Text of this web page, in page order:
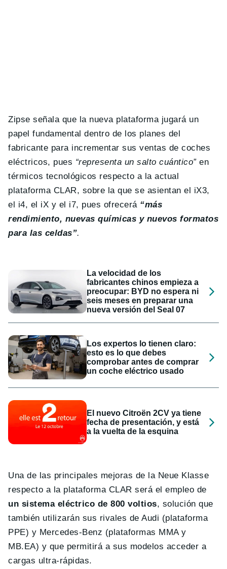
Zipse señala que la nueva plataforma jugará un
papel fundamental dentro de los planes del
fabricante para incrementar sus ventas de coches
eléctricos, pues “representa un salto cuántico”en
térmicos tecnológicos respecto a la actual
plataforma CLAR, sobre la que se asientan el iX3,
el i4, el iX y el i7, pues ofrecerá “más
rendimiento, nuevas químicas y nuevos formatos
para las celdas”.
La velocidad de los
fabricantes chinos empieza a
preocupar: BYD no espera ni
seis meses en preparar una
nueva versión del Seal 07
Los expertos lo tienen claro:
esto es lo que debes
comprobar antes de comprar
un coche eléctrico usado
El nuevo Citroën 2CV ya tiene
fecha de presentación, y está
a la vuelta de la esquina
Una de las principales mejoras de la Neue Klasse
respecto a la plataforma CLAR será el empleo de
un sistema eléctrico de 800 voltios, solución que
también utilizarán sus rivales de Audi (plataforma
PPE) y Mercedes-Benz (plataformas MMA y
MB.EA) y que permitirá a sus modelos acceder a
cargas ultra-rápidas.